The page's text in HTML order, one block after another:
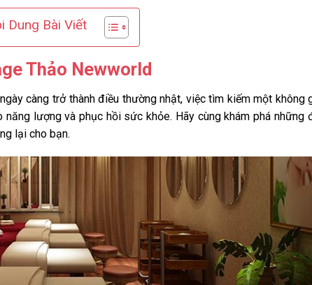
Dung Bài Viết
Thảo Newworld
càng trở thành điều thường nhật, việc tìm kiếm một không
lượng và phục hồi sức khỏe. Hãy cùng khám phá những
lại cho bạn.